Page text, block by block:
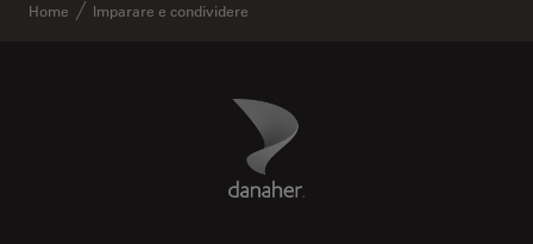
Home Imparare e condividere
Danaher Logo